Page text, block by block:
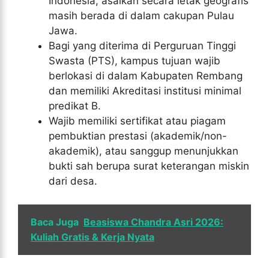
masih berada di dalam cakupan Pulau
Jawa.
Bagi yang diterima di Perguruan Tinggi
Swasta (PTS), kampus tujuan wajib
berlokasi di dalam Kabupaten Rembang
dan memiliki Akreditasi institusi minimal
predikat B.
Wajib memiliki sertifikat atau piagam
pembuktian prestasi (akademik/non-
akademik), atau sanggup menunjukkan
bukti sah berupa surat keterangan miskin
dari desa.
Baca Juga Beasiswa Chandra Asri 2026:
Kuliah Gratis & Kerja Nyata